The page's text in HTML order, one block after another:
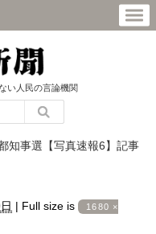
い人民の言論機関
知事選【写真速報6】記事
| Full size is 1680 ×